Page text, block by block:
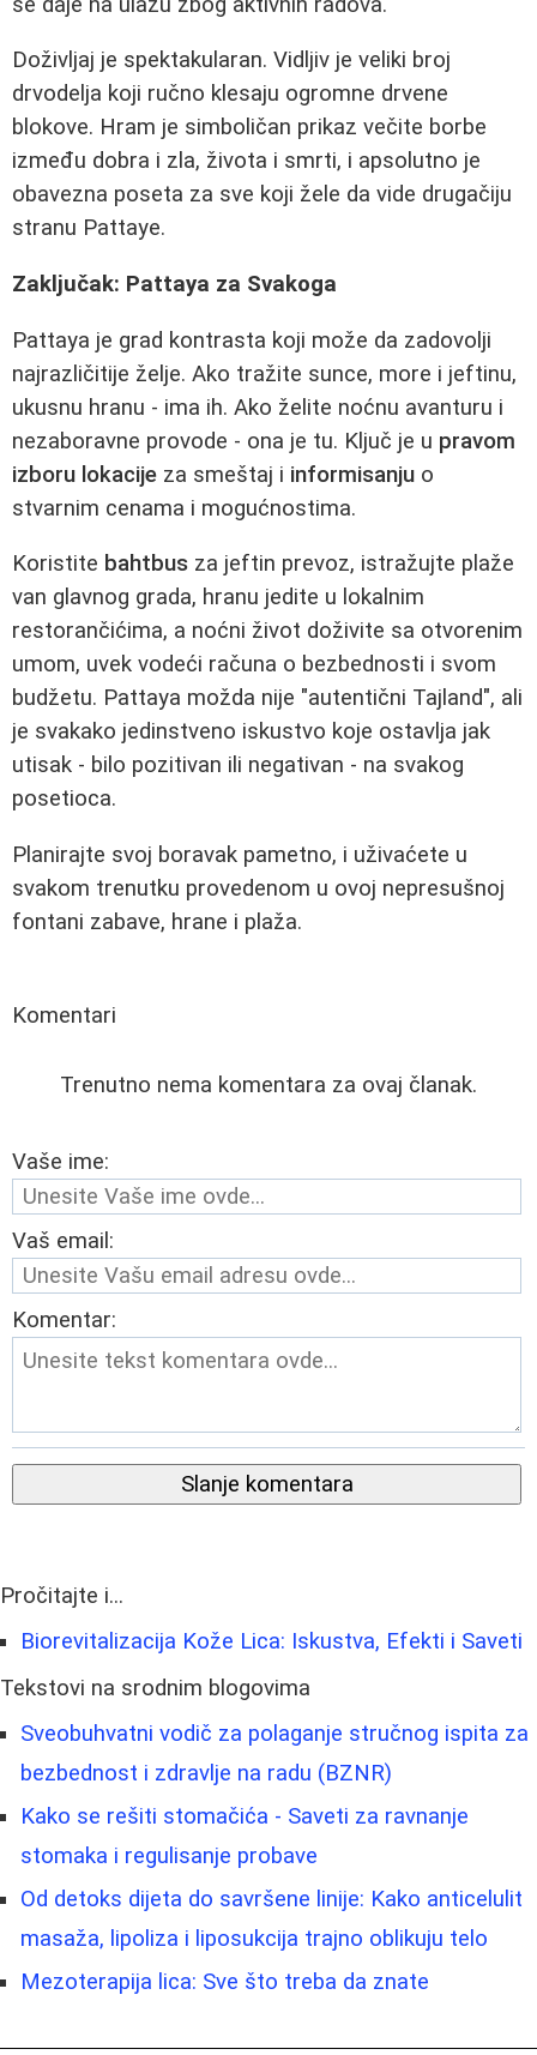
Doživljaj je spektakularan. Vidljiv je veliki broj
drvodelja koji ručno klesaju ogromne drvene
blokove. Hram je simboličan prikaz večite borbe
između dobra i zla, života i smrti, i apsolutno je
obavezna poseta za sve koji žele da vide drugačiju
stranu Pattaye.
Zaključak: Pattaya za Svakoga
Pattaya je grad kontrasta koji može da zadovolji
najrazličitije želje. Ako tražite sunce, more i jeftinu,
ukusnu hranu - ima ih. Ako želite noćnu avanturu i
nezaboravne provode - ona je tu. Ključ je u pravom
izboru lokacije za smeštaj i informisanju o
stvarnim cenama i mogućnostima.
Koristite bahtbus za jeftin prevoz, istražujte plaže
van glavnog grada, hranu jedite u lokalnim
restorančićima, a noćni život doživite sa otvorenim
umom, uvek vodeći računa o bezbednosti i svom
budžetu. Pattaya možda nije "autentični Tajland", ali
je svakako jedinstveno iskustvo koje ostavlja jak
utisak - bilo pozitivan ili negativan - na svakog
posetioca.
Planirajte svoj boravak pametno, i uživaćete u
svakom trenutku provedenom u ovoj nepresušnoj
fontani zabave, hrane i plaža.
Komentari
Trenutno nema komentara za ovaj članak.
Vaše ime:
Vaš email:
Komentar:
Slanje komentara
Pročitajte i...
Biorevitalizacija Kože Lica: Iskustva, Efekti i Saveti
Tekstovi na srodnim blogovima
Sveobuhvatni vodič za polaganje stručnog ispita za
bezbednost i zdravlje na radu (BZNR)
Kako se rešiti stomačića - Saveti za ravnanje
stomaka i regulisanje probave
Od detoks dijeta do savršene linije: Kako anticelulit
masaža, lipoliza i liposukcija trajno oblikuju telo
Mezoterapija lica: Sve što treba da znate